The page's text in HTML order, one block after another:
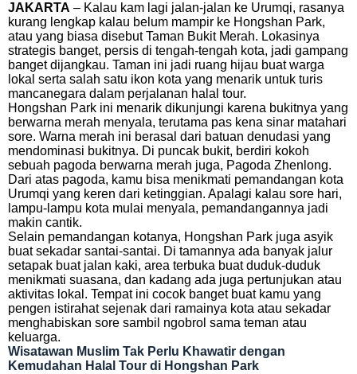
JAKARTA – Kalau kam lagi jalan-jalan ke Urumqi, rasanya
kurang lengkap kalau belum mampir ke Hongshan Park,
atau yang biasa disebut Taman Bukit Merah. Lokasinya
strategis banget, persis di tengah-tengah kota, jadi gampang
banget dijangkau. Taman ini jadi ruang hijau buat warga
lokal serta salah satu ikon kota yang menarik untuk turis
mancanegara dalam perjalanan halal tour.
Hongshan Park ini menarik dikunjungi karena bukitnya yang
berwarna merah menyala, terutama pas kena sinar matahari
sore. Warna merah ini berasal dari batuan denudasi yang
mendominasi bukitnya. Di puncak bukit, berdiri kokoh
sebuah pagoda berwarna merah juga, Pagoda Zhenlong.
Dari atas pagoda, kamu bisa menikmati pemandangan kota
Urumqi yang keren dari ketinggian. Apalagi kalau sore hari,
lampu-lampu kota mulai menyala, pemandangannya jadi
makin cantik.
Selain pemandangan kotanya, Hongshan Park juga asyik
buat sekadar santai-santai. Di tamannya ada banyak jalur
setapak buat jalan kaki, area terbuka buat duduk-duduk
menikmati suasana, dan kadang ada juga pertunjukan atau
aktivitas lokal. Tempat ini cocok banget buat kamu yang
pengen istirahat sejenak dari ramainya kota atau sekadar
menghabiskan sore sambil ngobrol sama teman atau
keluarga.
Wisatawan Muslim Tak Perlu Khawatir dengan
Kemudahan Halal Tour di Hongshan Park